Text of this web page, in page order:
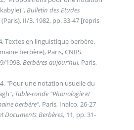
Bulletin des Etudes
(Paris), II/3, 1982, pp. 33-47 [repris
Textes en linguistique berbère.
berbère), Paris, CNRS.
1998, Berbères aujour’hui, Paris,
"Pour une notation usuelle du
Table-ronde "Phonologie et
berbère", Paris, Inalco, 26-27
Documents Berbères, 11, pp. 31-